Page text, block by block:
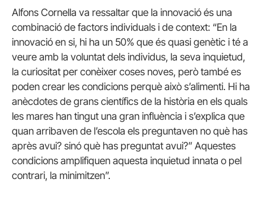
Alfons Cornella va ressaltar que la innovació és una
combinació de factors individuals i de context: “En la
innovació en si, hi ha un 50% que és quasi genètic i té a
veure amb la voluntat dels individus, la seva inquietud,
la curiositat per conèixer coses noves, però també es
poden crear les condicions perquè això s’alimenti. Hi ha
anècdotes de grans científics de la història en els quals
les mares han tingut una gran influència i s’explica que
quan arribaven de l’escola els preguntaven no què has
après avui? sinó què has preguntat avui?” Aquestes
condicions amplifiquen aquesta inquietud innata o pel
contrari, la minimitzen”.